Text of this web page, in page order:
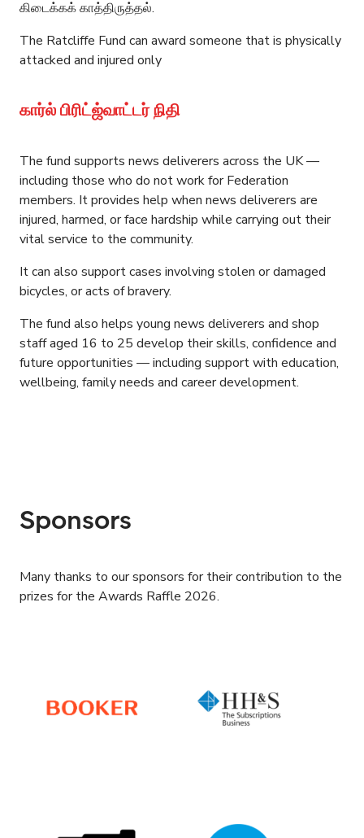
கிடைக்கக் காத்திருத்தல்.
The Ratcliffe Fund can award someone that is physically
attacked and injured only
கார்ல் பிரிட்ஜ்வாட்டர் நிதி
The fund supports news deliverers across the UK —
including those who do not work for Federation
members. It provides help when news deliverers are
injured, harmed, or face hardship while carrying out their
vital service to the community.
It can also support cases involving stolen or damaged
bicycles, or acts of bravery.
The fund also helps young news deliverers and shop
staff aged 16 to 25 develop their skills, confidence and
future opportunities — including support with education,
wellbeing, family needs and career development.
Sponsors
Many thanks to our sponsors for their contribution to the
prizes for the Awards Raffle 2026.